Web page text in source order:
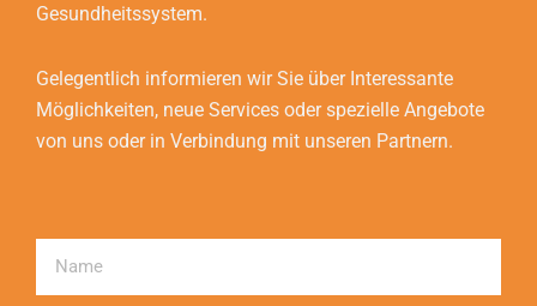
Gesundheitssystem.
Gelegentlich informieren wir Sie über Interessante
Möglichkeiten, neue Services oder spezielle Angebote
von uns oder in Verbindung mit unseren Partnern.